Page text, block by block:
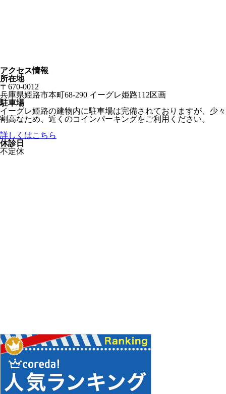
アクセス情報
所在地
〒670-0012
兵庫県姫路市本町68-290 イーグレ姫路112区画
駐車場
イーグレ姫路の建物内に駐車場は完備されておりますが、少々
割高なため、近くのコインパーキングをご利用ください。
詳しくはこちら
休診日
不定休